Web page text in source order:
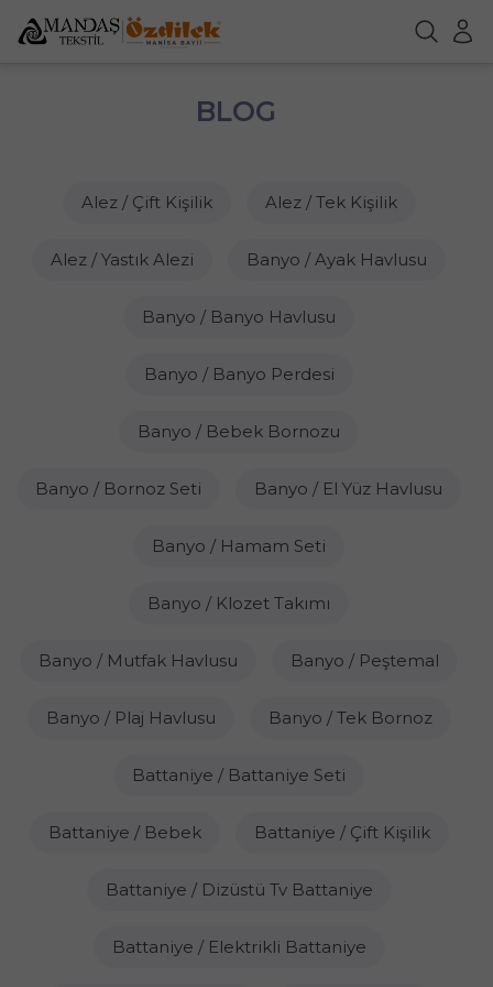
BLOG
Alez / Çift Kişilik Alez / Tek Kişilik
Alez / Yastık Alezi Banyo / Ayak Havlusu
Banyo / Banyo Havlusu
Banyo / Banyo Perdesi
Banyo / Bebek Bornozu
Banyo / Bornoz Seti Banyo / El Yüz Havlusu
Banyo / Hamam Seti
Banyo / Klozet Takımı
Banyo / Mutfak Havlusu Banyo / Peştemal
Banyo / Plaj Havlusu Banyo / Tek Bornoz
Battaniye / Battaniye Seti
Battaniye / Bebek Battaniye / Çift Kişilik
Battaniye / Dizüstü Tv Battaniye
Battaniye / Elektrikli Battaniye